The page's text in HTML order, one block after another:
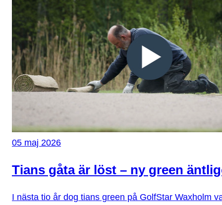
05 maj 2026
Tians gåta är löst – ny green
I nästa tio år dog tians green på GolfStar Waxholm